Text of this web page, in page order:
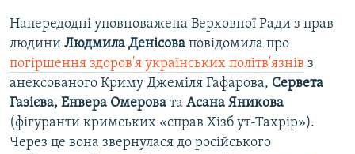
Напередодні уповноважена Верховної Ради з прав
людини Людмила Денісова повідомила про
погіршення здоров'я українських політв'язнів з
анексованого Криму Джеміля Гафарова, Сервета
Газієва, Енвера Омерова та Асана Яникова
(фігуранти кримських «справ Хізб ут-Тахрір»).
Через це вона звернулася до російського